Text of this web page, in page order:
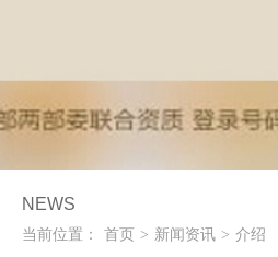
NEWS
当前位置： 首页 > 新闻资讯 > 介绍